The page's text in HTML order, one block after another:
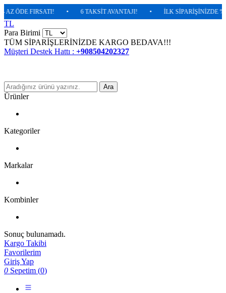
FIRSATI! • 6 TAKSİT AVANTAJI! • İLK SİPARİŞİNİZDE %5
TL
Para Birimi
TÜM SİPARİŞLERİNİZDE KARGO BEDAVA!!!
Müşteri Destek Hattı : +908504202327
Ara
Ürünler
Kategoriler
Markalar
Kombinler
Sonuç bulunamadı.
Kargo Takibi
Favorilerim
Giriş Yap
0 Sepetim (0)